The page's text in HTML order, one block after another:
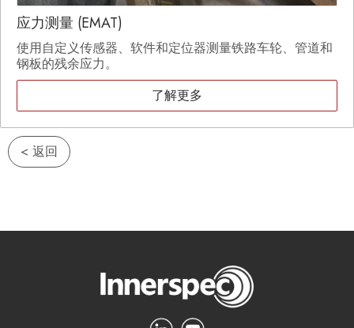
应力测量 (EMAT)
使用自定义传感器、软件和定位器测量铁路车轮、管道和
钢板的残余应力。
了解更多
< 返回